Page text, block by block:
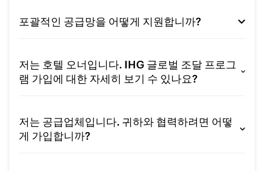
포괄적인 공급망을 어떻게 지원합니까?
저는 호텔 오너입니다. IHG 글로벌 조달 프로그
램 가입에 대한 자세히 보기 수 있나요?
저는 공급업체입니다. 귀하와 협력하려면 어떻
게 가입합니까?